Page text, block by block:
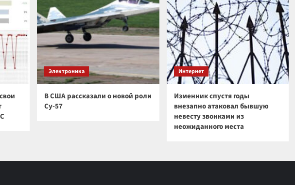
Электроника
В США рассказали о новой роли
Су-57
Интернет
Изменник спустя годы
внезапно атаковал бывшую
невесту звонками из
неожиданного места